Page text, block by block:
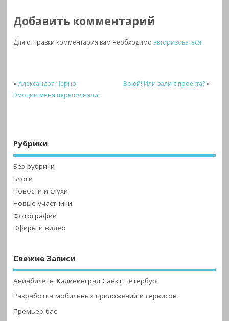
Добавить комментарий
Для отправки комментария вам необходимо авторизоваться.
«Александра Черно:
Эмоции меня переполняли!
Воюй! Или вали с проекта?»
Рубрики
Без рубрики
Блоги
Новости и слухи
Новые участники
Фотографии
Эфиры и видео
Свежие Записи
Авиабилеты Калининград Санкт Петербург
Разработка мобильных приложений и сервисов
Премьер-бас